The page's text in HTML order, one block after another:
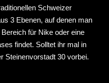
Schweizer
3 Ebenen, auf denen man
für Nike oder eine
findet. Solltet ihr mal in
Steinenvorstadt 30 vorbei.